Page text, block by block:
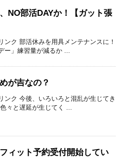
NO部活DAYか！【ガット張
ンク 部活休みを用具メンテナンスに！
ー」練習量が減るか ...
が吉なの？
ンク 今後、いろいろと混乱が生じてき
々と遅延が生じてく ...
ィット予約受付開始してい